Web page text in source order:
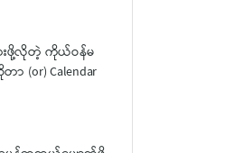
းဖို့လိုတဲ့ ကိုယ်ဝန်မ
(or) Calendar